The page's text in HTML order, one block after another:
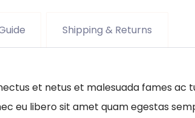
Shipping & Returns
et netus et malesuada fames ac
eu libero sit amet quam egestas